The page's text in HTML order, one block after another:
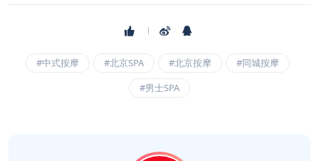
#中式按摩 #北京SPA #北京按摩
#同城按摩
#男士SPA